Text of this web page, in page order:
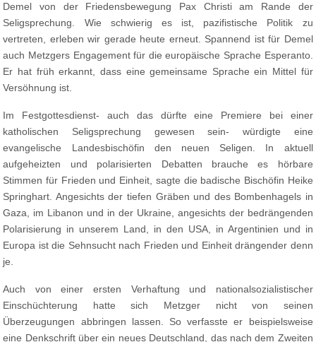
Demel von der Friedensbewegung Pax Christi am Rande der
Seligsprechung. Wie schwierig es ist, pazifistische Politik zu
vertreten, erleben wir gerade heute erneut. Spannend ist für Demel
auch Metzgers Engagement für die europäische Sprache Esperanto.
Er hat früh erkannt, dass eine gemeinsame Sprache ein Mittel für
Versöhnung ist.
Im Festgottesdienst- auch das dürfte eine Premiere bei einer
katholischen Seligsprechung gewesen sein- würdigte eine
evangelische Landesbischöfin den neuen Seligen. In aktuell
aufgeheizten und polarisierten Debatten brauche es hörbare
Stimmen für Frieden und Einheit, sagte die badische Bischöfin Heike
Springhart. Angesichts der tiefen Gräben und des Bombenhagels in
Gaza, im Libanon und in der Ukraine, angesichts der bedrängenden
Polarisierung in unserem Land, in den USA, in Argentinien und in
Europa ist die Sehnsucht nach Frieden und Einheit drängender denn
je.
Auch von einer ersten Verhaftung und nationalsozialistischer
Einschüchterung hatte sich Metzger nicht von seinen
Überzeugungen abbringen lassen. So verfasste er beispielsweise
eine Denkschrift über ein neues Deutschland, das nach dem Zweiten